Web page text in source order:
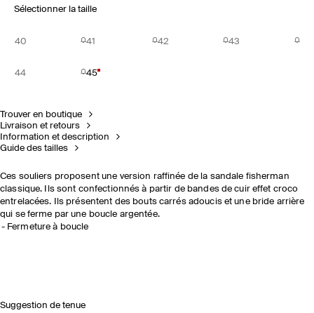
Sélectionner la taille
40 41 42 43
44 45
Trouver en boutique
Livraison et retours
Information et description
Guide des tailles
Ces souliers proposent une version raffinée de la sandale fisherman
classique. Ils sont confectionnés à partir de bandes de cuir effet croco
entrelacées. Ils présentent des bouts carrés adoucis et une bride arrière
qui se ferme par une boucle argentée.
Fermeture à boucle
Suggestion de tenue